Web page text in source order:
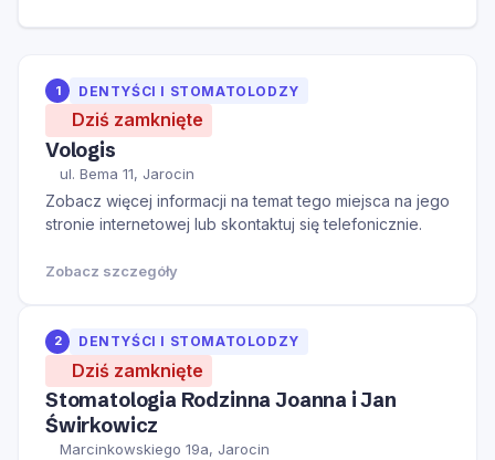
1 DENTYŚCI I STOMATOLODZY
Dziś zamknięte
Vologis
ul. Bema 11, Jarocin
Zobacz więcej informacji na temat tego miejsca na jego
stronie internetowej lub skontaktuj się telefonicznie.
Zobacz szczegóły
2 DENTYŚCI I STOMATOLODZY
Dziś zamknięte
Stomatologia Rodzinna Joanna i Jan
Świrkowicz
Marcinkowskiego 19a, Jarocin